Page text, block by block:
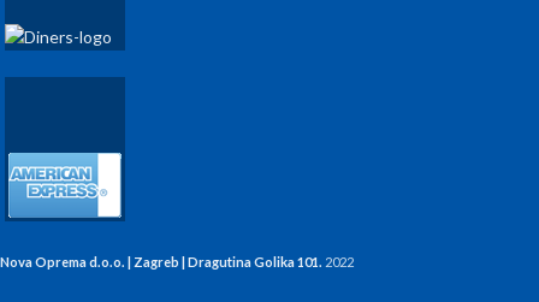
Nova Oprema d.o.o. | Zagreb | Dragutina Golika 101. 2022